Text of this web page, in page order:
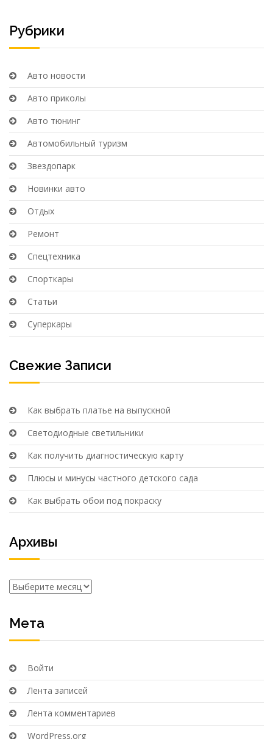
Рубрики
Авто новости
Авто приколы
Авто тюнинг
Автомобильный туризм
Звездопарк
Новинки авто
Отдых
Ремонт
Спецтехника
Спорткары
Статьи
Суперкары
Свежие Записи
Как выбрать платье на выпускной
Светодиодные светильники
Как получить диагностическую карту
Плюсы и минусы частного детского сада
Как выбрать обои под покраску
Архивы
Архивы
Мета
Войти
Лента записей
Лента комментариев
WordPress.org